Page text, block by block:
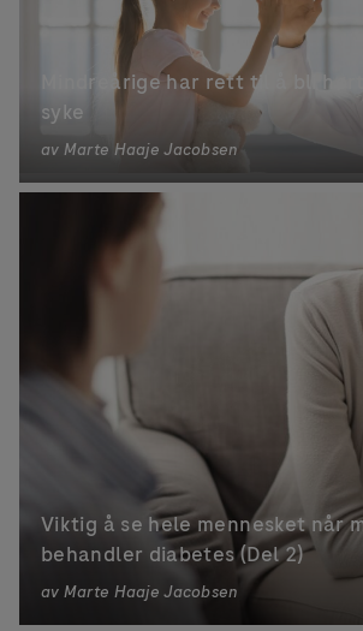
Mindreårige har rett til å bli
syke
av Marte Haaje Jacobsen
Viktig å se hele mennesket når
behandler diabetes (Del 2)
av Marte Haaje Jacobsen